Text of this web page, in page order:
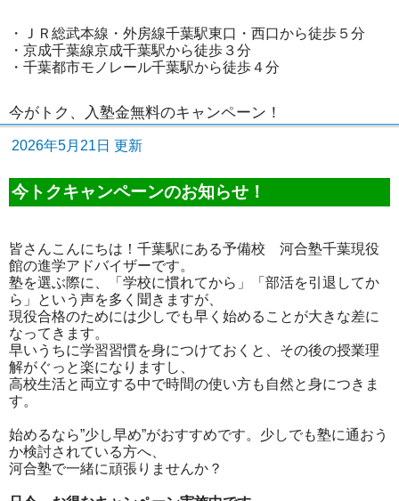
・ＪＲ総武本線・外房線千葉駅東口・西口から徒歩５分
・京成千葉線京成千葉駅から徒歩３分
・千葉都市モノレール千葉駅から徒歩４分
今がトク、入塾金無料のキャンペーン！
2026年5月21日 更新
今トクキャンペーンのお知らせ！
皆さんこんにちは！千葉駅にある予備校 河合塾千葉現役
館の進学アドバイザーです。
塾を選ぶ際に、「学校に慣れてから」「部活を引退してか
ら」という声を多く聞きますが、
現役合格のためには少しでも早く始めることが大きな差に
なってきます。
早いうちに学習習慣を身につけておくと、その後の授業理
解がぐっと楽になりますし、
高校生活と両立する中で時間の使い方も自然と身につきま
す。
始めるなら”少し早め”がおすすめです。少しでも塾に通おう
か検討されている方へ、
河合塾で一緒に頑張りませんか？